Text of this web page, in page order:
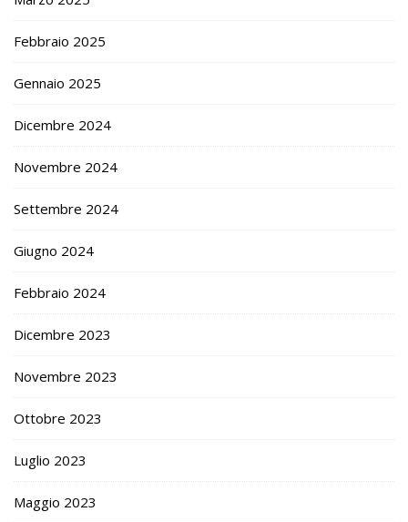
Febbraio 2025
Gennaio 2025
Dicembre 2024
Novembre 2024
Settembre 2024
Giugno 2024
Febbraio 2024
Dicembre 2023
Novembre 2023
Ottobre 2023
Luglio 2023
Maggio 2023